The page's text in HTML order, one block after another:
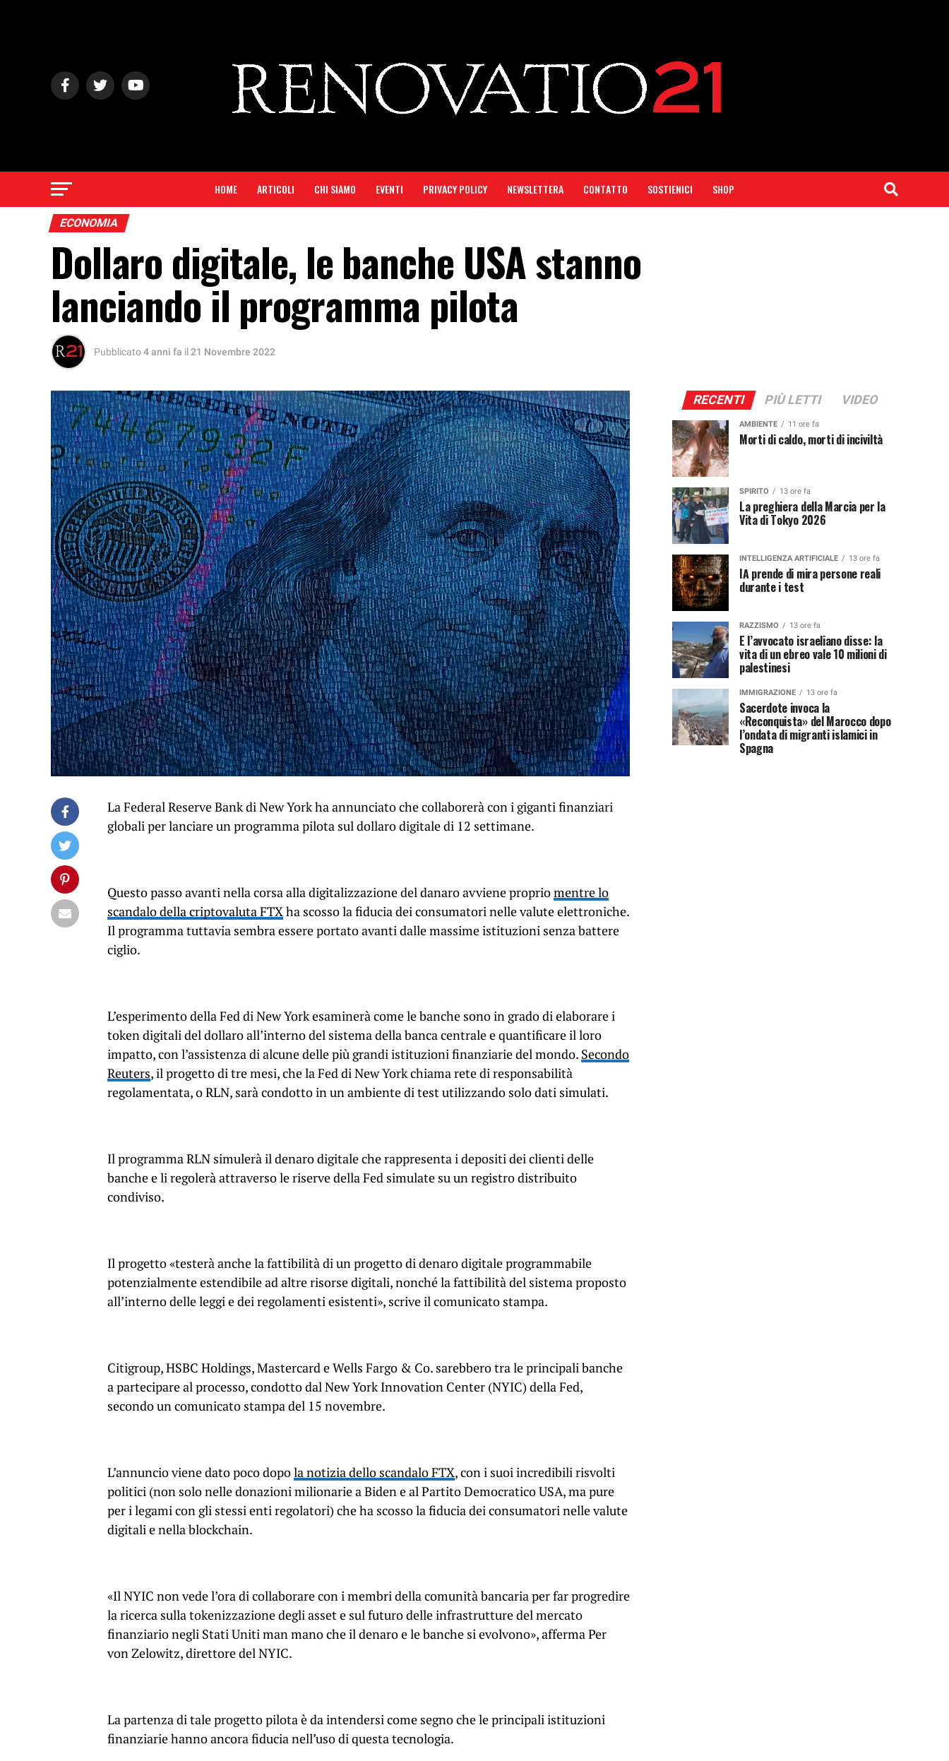
HOME ARTICOLI CHI SIAMO EVENTI PRIVACY POLICY NEWSLETTERA CONTATTO SOSTIENICI SHOP
ECONOMIA
Dollaro digitale, le banche USA stanno
lanciando il programma pilota
Pubblicato4 anni fa il21 Novembre 2022
La Federal Reserve Bank di New York ha annunciato che collaborerà con i giganti finanziari
globali per lanciare un programma pilota sul dollaro digitale di 12 settimane.
Questo passo avanti nella corsa alla digitalizzazione del danaro avviene propriomentre lo
scandalo della criptovaluta FTXha scosso la fiducia dei consumatori nelle valute elettroniche.
Il programma tuttavia sembra essere portato avanti dalle massime istituzioni senza battere
ciglio.
L’esperimento della Fed di New York esaminerà come le banche sono in grado di elaborare i
token digitali del dollaro all’interno del sistema della banca centrale e quantificare il loro
impatto, con l’assistenza di alcune delle più grandi istituzioni finanziarie del mondo. Secondo
Reuters, il progetto di tre mesi, che la Fed di New York chiama rete di responsabilità
regolamentata, o RLN, sarà condotto in un ambiente di test utilizzando solo dati simulati.
Il programma RLN simulerà il denaro digitale che rappresenta i depositi dei clienti delle
banche e li regolerà attraverso le riserve della Fed simulate su un registro distribuito
condiviso.
Il progetto «testerà anche la fattibilità di un progetto di denaro digitale programmabile
potenzialmente estendibile ad altre risorse digitali, nonché la fattibilità del sistema proposto
all’interno delle leggi e dei regolamenti esistenti», scrive il comunicato stampa.
Citigroup, HSBC Holdings, Mastercard e Wells Fargo & Co. sarebbero tra le principali banche
a partecipare al processo, condotto dal New York Innovation Center (NYIC) della Fed,
secondo un comunicato stampa del 15 novembre.
L’annuncio viene dato poco dopola notizia dello scandalo FTX, con i suoi incredibili risvolti
politici (non solo nelle donazioni milionarie a Biden e al Partito Democratico USA, ma pure
per i legami con gli stessi enti regolatori) che ha scosso la fiducia dei consumatori nelle valute
digitali e nella blockchain.
«Il NYIC non vede l’ora di collaborare con i membri della comunità bancaria per far progredire
la ricerca sulla tokenizzazione degli asset e sul futuro delle infrastrutture del mercato
finanziario negli Stati Uniti man mano che il denaro e le banche si evolvono», afferma Per
von Zelowitz, direttore del NYIC.
La partenza di tale progetto pilota è da intendersi come segno che le principali istituzioni
finanziarie hanno ancora fiducia nell’uso di questa tecnologia.
RECENTI PIÙ LETTI VIDEO
AMBIENTE 11 ore fa
Morti di caldo, morti di inciviltà
SPIRITO 13 ore fa
La preghiera della Marcia per la
Vita di Tokyo 2026
INTELLIGENZA ARTIFICIALE 13 ore fa
IA prende di mira persone reali
durante i test
RAZZISMO 13 ore fa
E l’avvocato israeliano disse: la
vita di un ebreo vale 10 milioni di
palestinesi
IMMIGRAZIONE 13 ore fa
Sacerdote invoca la
«Reconquista» del Marocco dopo
l’ondata di migranti islamici in
Spagna